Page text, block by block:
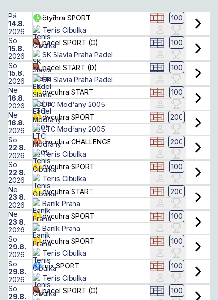
Pá
14.8.
2026
čtyřhra SPORT
Tenis Cibulka
100
So
15.8.
2026
padel SPORT (C)
SK Slavia Praha Padel
100
So
15.8.
2026
padel START (D)
SK Slavia Praha Padel
100
Ne
16.8.
2026
dvouhra START
LTC Modřany 2005
100
Ne
16.8.
2026
dvouhra SPORT
LTC Modřany 2005
200
So
22.8.
2026
dvouhra CHALLENGE
Tenis Cibulka
200
So
22.8.
2026
dvouhra SPORT
Tenis Cibulka
100
Ne
23.8.
2026
dvouhra START
Baník Praha
200
Ne
23.8.
2026
dvouhra SPORT
Baník Praha
100
So
29.8.
2026
dvouhra SPORT
Tenis Cibulka
100
So
29.8.
2026
mix SPORT
Tenis Cibulka
100
So
29.8.
padel SPORT (C)
100